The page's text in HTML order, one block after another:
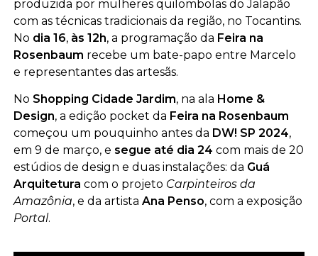
produzida por mulheres quilombolas do Jalapão
com as técnicas tradicionais da região, no Tocantins.
No dia 16, às 12h, a programação da Feira na
Rosenbaum recebe um bate-papo entre Marcelo
e representantes das artesãs.
No Shopping Cidade Jardim, na ala Home &
Design, a edição pocket da Feira na Rosenbaum
começou um pouquinho antes da DW! SP 2024,
em 9 de março, e segue até dia 24 com mais de 20
estúdios de design e duas instalações: da Guá
Arquitetura com o projeto Carpinteiros da
Amazônia, e da artista Ana Penso, com a exposição
Portal.